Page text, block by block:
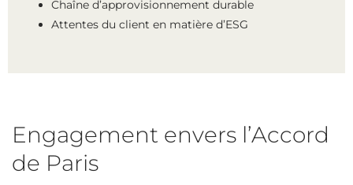
Chaîne d’approvisionnement durable
Attentes du client en matière d’ESG
Engagement envers l’Accord
de Paris